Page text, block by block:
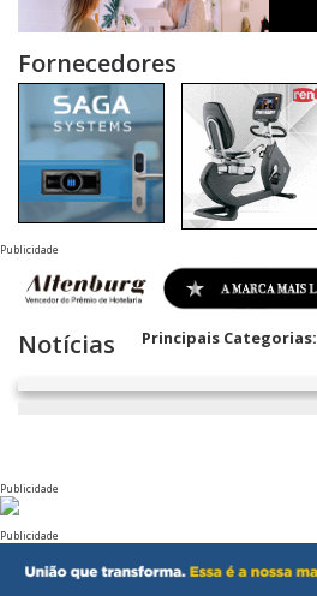
Fornecedores
Publicidade
Notícias Principais Categorias:
Publicidade
Publicidade